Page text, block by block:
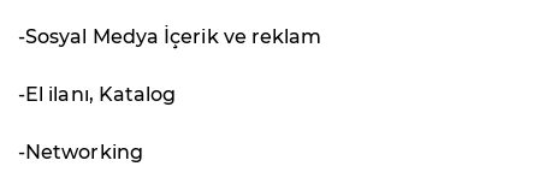
-Sosyal Medya İçerik ve reklam
-El ilanı, Katalog
-Networking